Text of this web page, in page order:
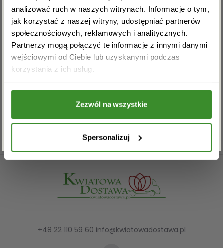
analizować ruch w naszych witrynach. Informacje o tym,
jak korzystać z naszej witryny, udostępniać partnerów
społecznościowych, reklamowych i analitycznych.
Partnerzy mogą połączyć te informacje z innymi danymi
wejściowymi od Ciebie lub uzyskanymi podczas
korzystania z ich usług.
Zezwól na wszystkie
Spersonalizuj
OPINIE
Na razie nie ma opinii o produkcie.
+48 22 110 59 60 info@kwiatowadostawa.pl
Akceptuję regulamin i wyrażam zgodę na
przetwarzanie powyższych danych osobowych
ZAPISZ SIĘ